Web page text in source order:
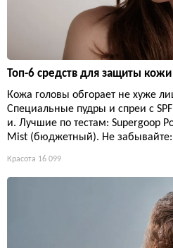
Топ-6 средств для защиты
Кожа головы обгорает не хуже
Специальные пудры и спреи с
и. Лучшие по тестам: Supergoop
Mist (бюджетный). Не забывайте:
Красота 16 099